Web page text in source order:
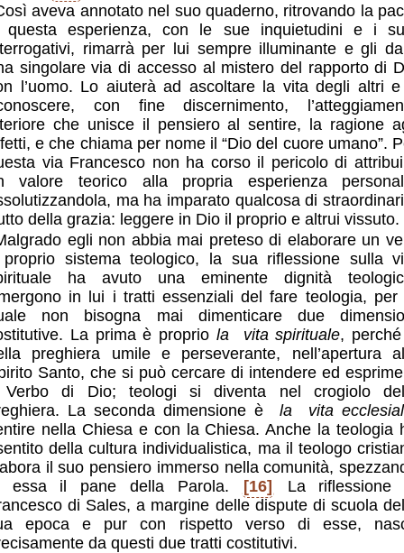
aveva annotato nel suo quaderno, ritrovando la
questa esperienza, con le sue inquietudini e i
rimarrà per lui sempre illuminante e gli
singolare via di accesso al mistero del rapporto di
l’uomo. Lo aiuterà ad ascoltare la vita degli altri
con fine discernimento,
che unisce il pensiero al sentire, la ragione
e che chiama per nome il “Dio del cuore umano”.
via Francesco non ha corso il pericolo di
valore teorico alla propria esperienza
ma ha imparato qualcosa di
della grazia: leggere in Dio il proprio e altrui vissuto.
egli non abbia mai preteso di elaborare un
sistema teologico, la sua riflessione sulla
ha avuto una eminente dignità
in lui i tratti essenziali del fare teologia, per
non bisogna mai dimenticare due
La prima è proprio la vita spirituale,
preghiera umile e perseverante, nell’apertura
Santo, che si può cercare di intendere ed
di Dio; teologi si diventa nel crogiolo
La seconda dimensione èla
vita
nella Chiesa e con la Chiesa. Anche la teologia
della cultura individualistica, ma il teologo
il suo pensiero immerso nella comunità,
essa il pane della Parola.
[16]
La riflessione
di Sales, a margine delle dispute di scuola
epoca e pur con rispetto verso di esse,
da questi due tratti costitutivi.